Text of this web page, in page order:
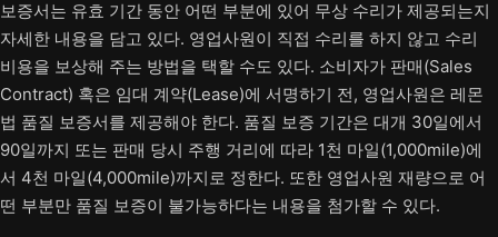
보증서는 유효 기간 동안 어떤 부분에 있어 무상 수리가 제공되는지
자세한 내용을 담고 있다. 영업사원이 직접 수리를 하지 않고 수리
비용을 보상해 주는 방법을 택할 수도 있다. 소비자가 판매(Sales
Contract) 혹은 임대 계약(Lease)에 서명하기 전, 영업사원은 레몬
법 품질 보증서를 제공해야 한다. 품질 보증 기간은 대개 30일에서
90일까지 또는 판매 당시 주행 거리에 따라 1천 마일(1,000mile)에
서 4천 마일(4,000mile)까지로 정한다. 또한 영업사원 재량으로 어
떤 부분만 품질 보증이 불가능하다는 내용을 첨가할 수 있다.